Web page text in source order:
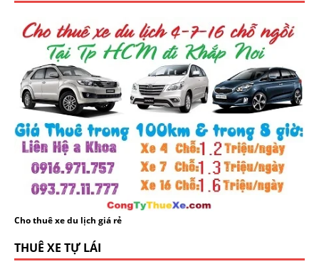
Cho thuê xe du lịch giá rẻ
THUÊ XE TỰ LÁI